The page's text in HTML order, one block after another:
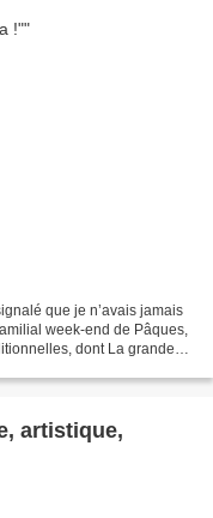
que je n’avais jamais
week-end de Pâques,
dont La grande
artistique,